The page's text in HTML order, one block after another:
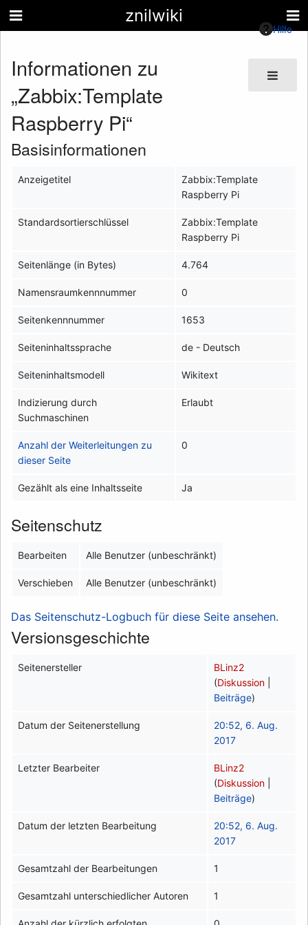
znilwiki
Hilfe
Informationen zu
„Zabbix:Template
Raspberry Pi“
Basisinformationen
Anzeigetitel
Zabbix:Template
Raspberry Pi
Standardsortierschlüssel
Zabbix:Template
Raspberry Pi
Seitenlänge (in Bytes) 4.764
Namensraumkennnummer 0
Seitenkennnummer 1653
Seiteninhaltssprache de - Deutsch
Seiteninhaltsmodell Wikitext
Indizierung durch
Suchmaschinen
Erlaubt
Anzahl der Weiterleitungen zu
dieser Seite
0
Gezählt als eine Inhaltsseite Ja
Seitenschutz
Bearbeiten Alle Benutzer (unbeschränkt)
Verschieben Alle Benutzer (unbeschränkt)
Das Seitenschutz-Logbuch für diese Seite ansehen.
Versionsgeschichte
Seitenersteller
BLinz2
(Diskussion
Beiträge)
Datum der Seitenerstellung
20:52, 6. Aug.
2017
Letzter Bearbeiter
BLinz2
(Diskussion
Beiträge)
Datum der letzten Bearbeitung
20:52, 6. Aug.
2017
Gesamtzahl der Bearbeitungen 1
Gesamtzahl unterschiedlicher Autoren 1